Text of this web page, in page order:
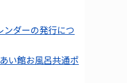
ンダーの発行につ
い館お風呂共通ポ